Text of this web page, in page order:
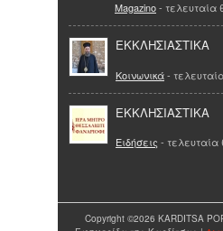
Magazino- τελευταία
ΕΚΚΛΗΣΙΑΣΤΙΚΑ
Κοινωνικά-
EKKΛΗΣΙΑΣΤΙΚΑ
Ειδήσεις - τελευταία
Copyright ©2026 KARDITSA